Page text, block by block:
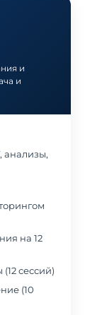
и
и
анализы,
на 12
сессий)
(10